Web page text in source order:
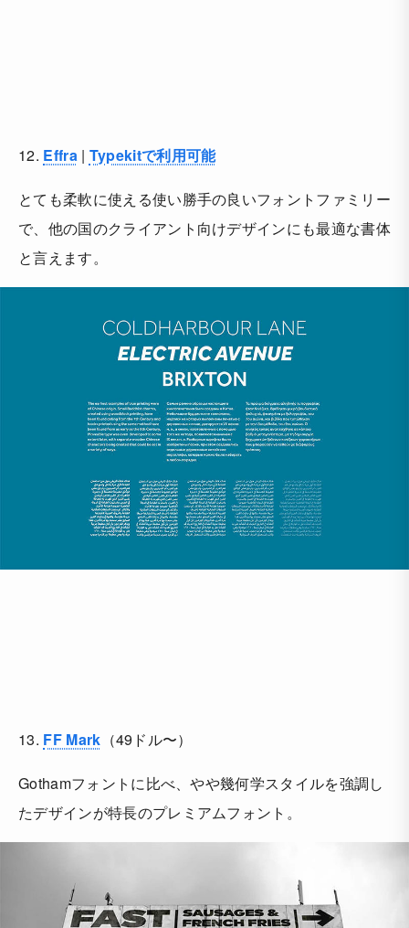
12. Effra| Typekitで利用可能
とても柔軟に使える使い勝手の良いフォントファミリー
で、他の国のクライアント向けデザインにも最適な書体
と言えます。
13. FF Mark （49ドル〜）
Gothamフォントに比べ、やや幾何学スタイルを強調し
たデザインが特長のプレミアムフォント。